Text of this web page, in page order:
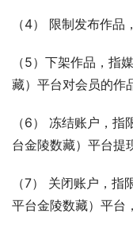
（4） 限制发布作品
（5）下架作品，指
藏）平台对会员的作
（6） 冻结账户，
台金陵数藏）平台提
（7） 关闭账户，
平台金陵数藏）平台